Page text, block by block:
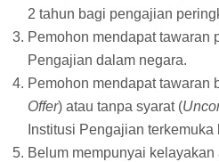
2 tahun bagi pengajian
Pemohon mendapat tawaran
Pengajian dalam negara.
Pemohon mendapat tawaran
Offer) atau tanpa syarat (
Institusi Pengajian terkemuka
Belum mempunyai